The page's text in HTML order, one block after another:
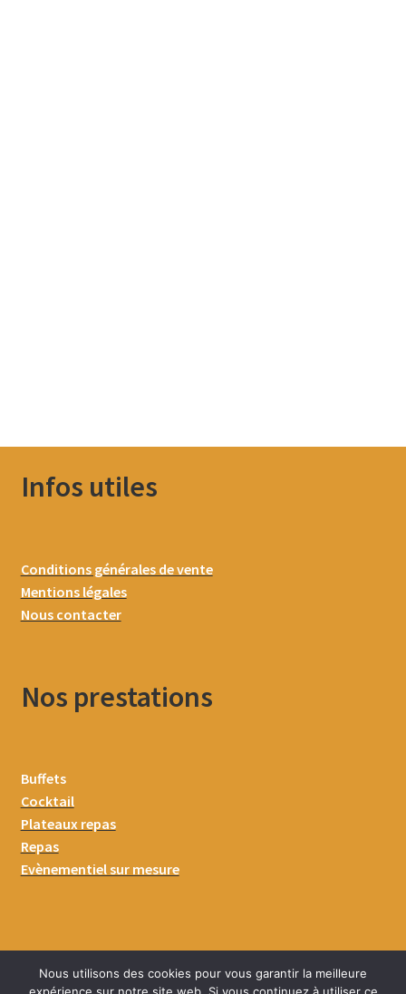
Infos utiles
Conditions générales de vente
Mentions légales
Nous contacter
Nos prestations
Buffets
Cocktail
Plateaux repas
Repas
Evènementiel sur mesure
Nous utilisons des cookies pour vous garantir la meilleure